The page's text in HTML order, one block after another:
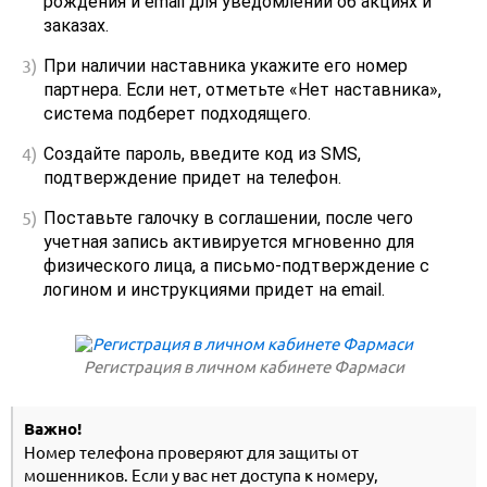
заказах.
При наличии наставника укажите его номер
партнера. Если нет, отметьте «Нет наставника»,
система подберет подходящего.
Создайте пароль, введите код из SMS,
подтверждение придет на телефон.
Поставьте галочку в соглашении, после чего
учетная запись активируется мгновенно для
физического лица, а письмо‑подтверждение с
логином и инструкциями придет на email.
Регистрация в личном кабинете Фармаси
Важно!
Номер телефона проверяют для защиты от
мошенников. Если у вас нет доступа к номеру,